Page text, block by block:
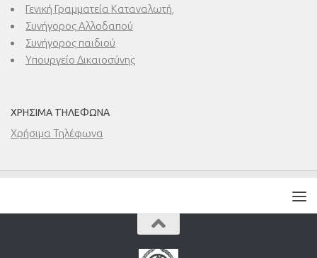
Γενική Γραμματεία Καταναλωτή,
Συνήγορος Αλλοδαπού
Συνήγορος παιδιού
Υπουργείο Δικαιοσύνης
ΧΡΉΣΙΜΑ ΤΗΛΈΦΩΝΑ
Χρήσιμα Τηλέφωνα